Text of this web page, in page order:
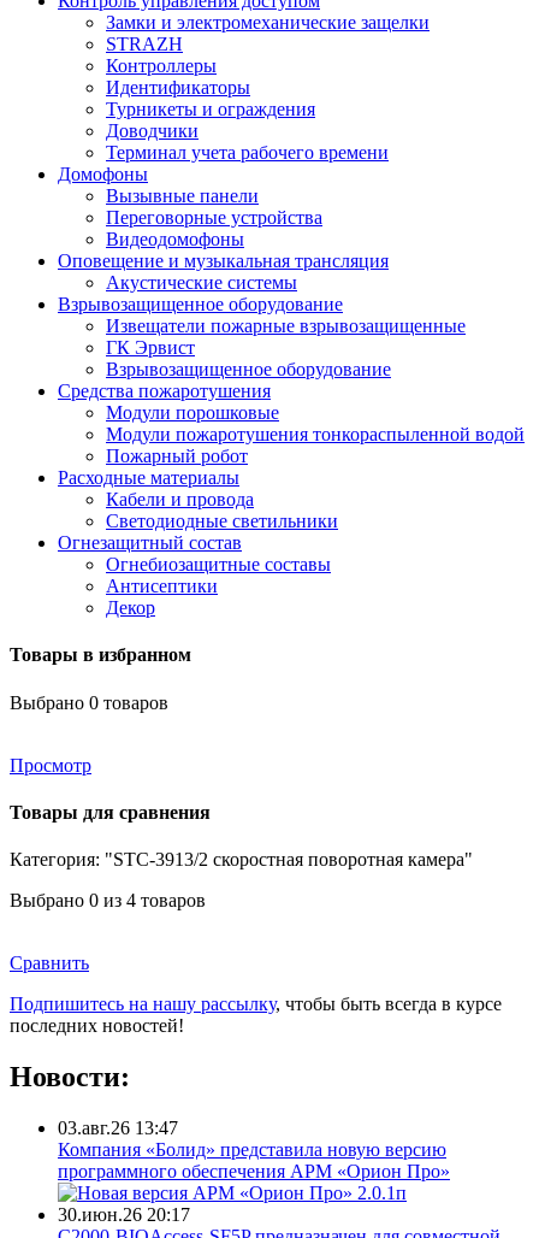
Замки и электромеханические защелки
STRAZH
Контроллеры
Идентификаторы
Турникеты и ограждения
Доводчики
Терминал учета рабочего времени
Домофоны
Вызывные панели
Переговорные устройства
Видеодомофоны
Оповещение и музыкальная трансляция
Акустические системы
Взрывозащищенное оборудование
Извещатели пожарные взрывозащищенные
ГК Эрвист
Взрывозащищенное оборудование
Средства пожаротушения
Модули порошковые
Модули пожаротушения тонкораспыленной водой
Пожарный робот
Расходные материалы
Кабели и провода
Светодиодные светильники
Огнезащитный состав
Огнебиозащитные составы
Антисептики
Декор
Товары в избранном
Выбрано 0 товаров
Просмотр
Товары для сравнения
Категория: "STC-3913/2 скоростная поворотная камера"
Выбрано 0 из 4 товаров
Сравнить
Подпишитесь на нашу рассылку, чтобы быть всегда в курсе
последних новостей!
Новости:
03.авг.26 13:47
Компания «Болид» представила новую версию
программного обеспечения АРМ «Орион Про»
30.июн.26 20:17